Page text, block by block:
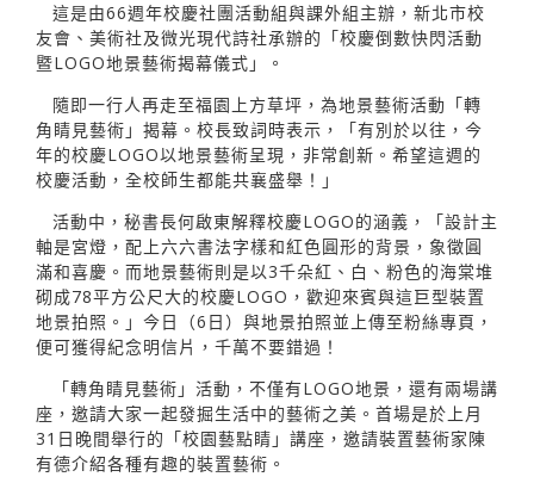
這是由66週年校慶社團活動組與課外組主辦，新北市校
友會、美術社及微光現代詩社承辦的「校慶倒數快閃活動
暨LOGO地景藝術揭幕儀式」。
隨即一行人再走至福園上方草坪，為地景藝術活動「轉
角睛見藝術」揭幕。校長致詞時表示，「有別於以往，今
年的校慶LOGO以地景藝術呈現，非常創新。希望這週的
校慶活動，全校師生都能共襄盛舉！」
活動中，秘書長何啟東解釋校慶LOGO的涵義，「設計主
軸是宮燈，配上六六書法字樣和紅色圓形的背景，象徵圓
滿和喜慶。而地景藝術則是以3千朵紅、白、粉色的海棠堆
砌成78平方公尺大的校慶LOGO，歡迎來賓與這巨型裝置
地景拍照。」今日（6日）與地景拍照並上傳至粉絲專頁，
便可獲得紀念明信片，千萬不要錯過！
「轉角睛見藝術」活動，不僅有LOGO地景，還有兩場講
座，邀請大家一起發掘生活中的藝術之美。首場是於上月
31日晚間舉行的「校園藝點睛」講座，邀請裝置藝術家陳
有德介紹各種有趣的裝置藝術。